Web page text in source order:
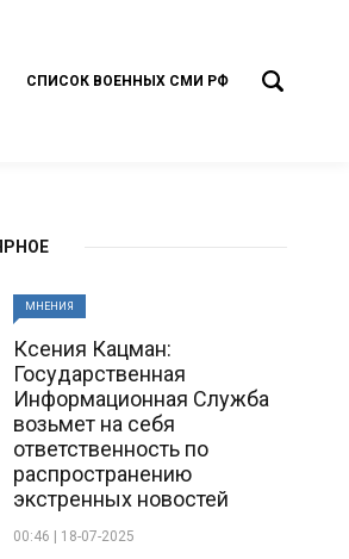
СПИСОК ВОЕННЫХ СМИ РФ
МНЕНИЯ
Ксения Кацман:
Государственная
Информационная Служба
возьмет на себя
ответственность по
распространению
экстренных новостей
00:46 | 18-07-2025